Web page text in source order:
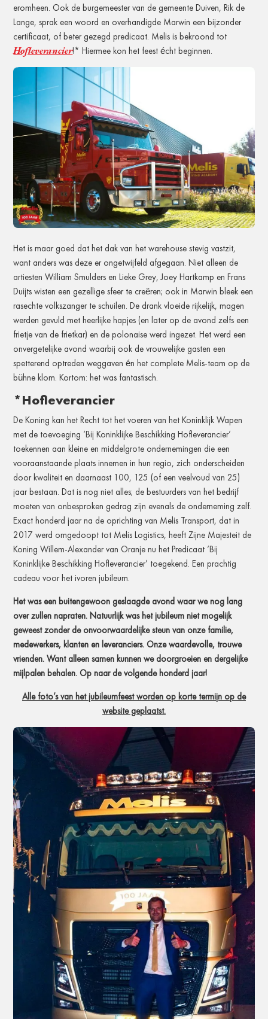
eromheen. Ook de burgemeester van de gemeente Duiven, Rik de
Lange, sprak een woord en overhandigde Marwin een bijzonder
certificaat, of beter gezegd predicaat. Melis is bekroond tot
Hofleverancier!* Hiermee kon het feest écht beginnen.
Het is maar goed dat het dak van het warehouse stevig vastzit,
want anders was deze er ongetwijfeld afgegaan. Niet alleen de
artiesten William Smulders en Lieke Grey, Joey Hartkamp en Frans
Duijts wisten een gezellige sfeer te creëren; ook in Marwin bleek een
rasechte volkszanger te schuilen. De drank vloeide rijkelijk, magen
werden gevuld met heerlijke hapjes (en later op de avond zelfs een
frietje van de frietkar) en de polonaise werd ingezet. Het werd een
onvergetelijke avond waarbij ook de vrouwelijke gasten een
spetterend optreden weggaven én het complete Melis-team op de
bühne klom. Kortom: het was fantastisch.
*Hofleverancier
De Koning kan het Recht tot het voeren van het Koninklijk Wapen
met de toevoeging ‘Bij Koninklijke Beschikking Hofleverancier’
toekennen aan kleine en middelgrote ondernemingen die een
vooraanstaande plaats innemen in hun regio, zich onderscheiden
door kwaliteit en daarnaast 100, 125 (of een veelvoud van 25)
jaar bestaan. Dat is nog niet alles; de bestuurders van het bedrijf
moeten van onbesproken gedrag zijn evenals de onderneming zelf.
Exact honderd jaar na de oprichting van Melis Transport, dat in
2017 werd omgedoopt tot Melis Logistics, heeft Zijne Majesteit de
Koning Willem-Alexander van Oranje nu het Predicaat ‘Bij
Koninklijke Beschikking Hofleverancier’ toegekend. Een prachtig
cadeau voor het ivoren jubileum.
Het was een buitengewoon geslaagde avond waar we nog lang
over zullen napraten. Natuurlijk was het jubileum niet mogelijk
geweest zonder de onvoorwaardelijke steun van onze familie,
medewerkers, klanten en leveranciers. Onze waardevolle, trouwe
vrienden. Want alleen samen kunnen we doorgroeien en dergelijke
mijlpalen behalen. Op naar de volgende honderd jaar!
Alle foto’s van het jubileumfeest worden op korte termijn op de
website geplaatst.